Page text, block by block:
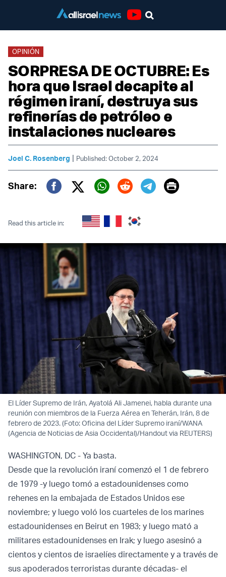
OPINIÓN
SORPRESA DE OCTUBRE: Es
hora que Israel decapite al
régimen iraní, destruya sus
refinerías de petróleo e
instalaciones nucleares
Joel C. Rosenberg | Published: October 2, 2024
Share:
Twitter (X)
Print
Read this article in:
El Líder Supremo de Irán, Ayatolá Ali Jamenei, habla durante una
reunión con miembros de la Fuerza Aérea en Teherán, Irán, 8 de
febrero de 2023. (Foto: Oficina del Líder Supremo iraní/WANA
(Agencia de Noticias de Asia Occidental)/Handout via REUTERS)
WASHINGTON, DC - Ya basta.
Desde que la revolución iraní comenzó el 1 de febrero
de 1979 -y luego tomó a estadounidenses como
rehenes en la embajada de Estados Unidos ese
noviembre; y luego voló los cuarteles de los marines
estadounidenses en Beirut en 1983; y luego mató a
militares estadounidenses en Irak; y luego asesinó a
cientos y cientos de israelíes directamente y a través de
sus apoderados terroristas durante décadas- el